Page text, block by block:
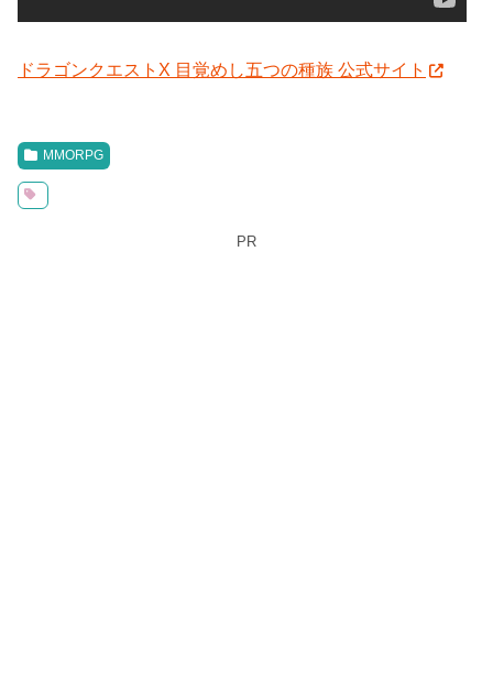
ドラゴンクエストX 目覚めし五つの種族 公式サイト
MMORPG
PR